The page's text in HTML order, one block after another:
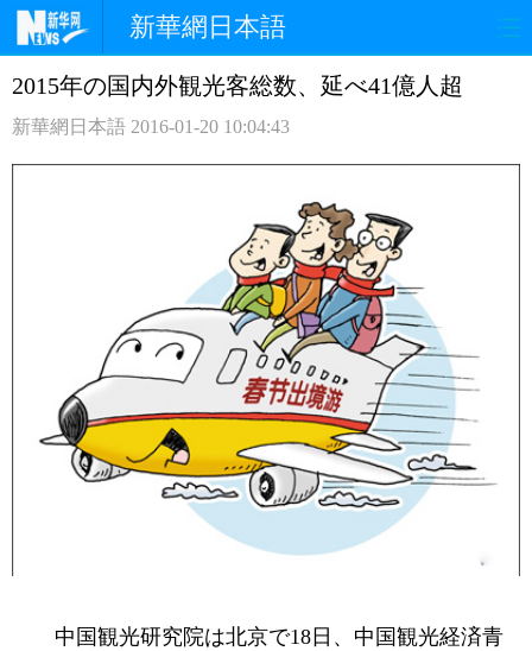
新華網日本語
ホームページ 政治 経済
2015年の国内外観光客総数、延べ41億人超
新華網日本語 2016-01-20 10:04:43
中国観光研究院は北京で18日、中国観光経済青